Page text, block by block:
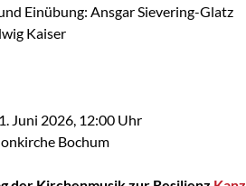
Einübung: Ansgar Sievering-Glatz
Kaiser
Juni 2026, 12:00 Uhr
Bochum